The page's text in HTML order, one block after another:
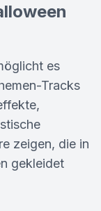
es
Tracks
zeigen, die in
gekleidet